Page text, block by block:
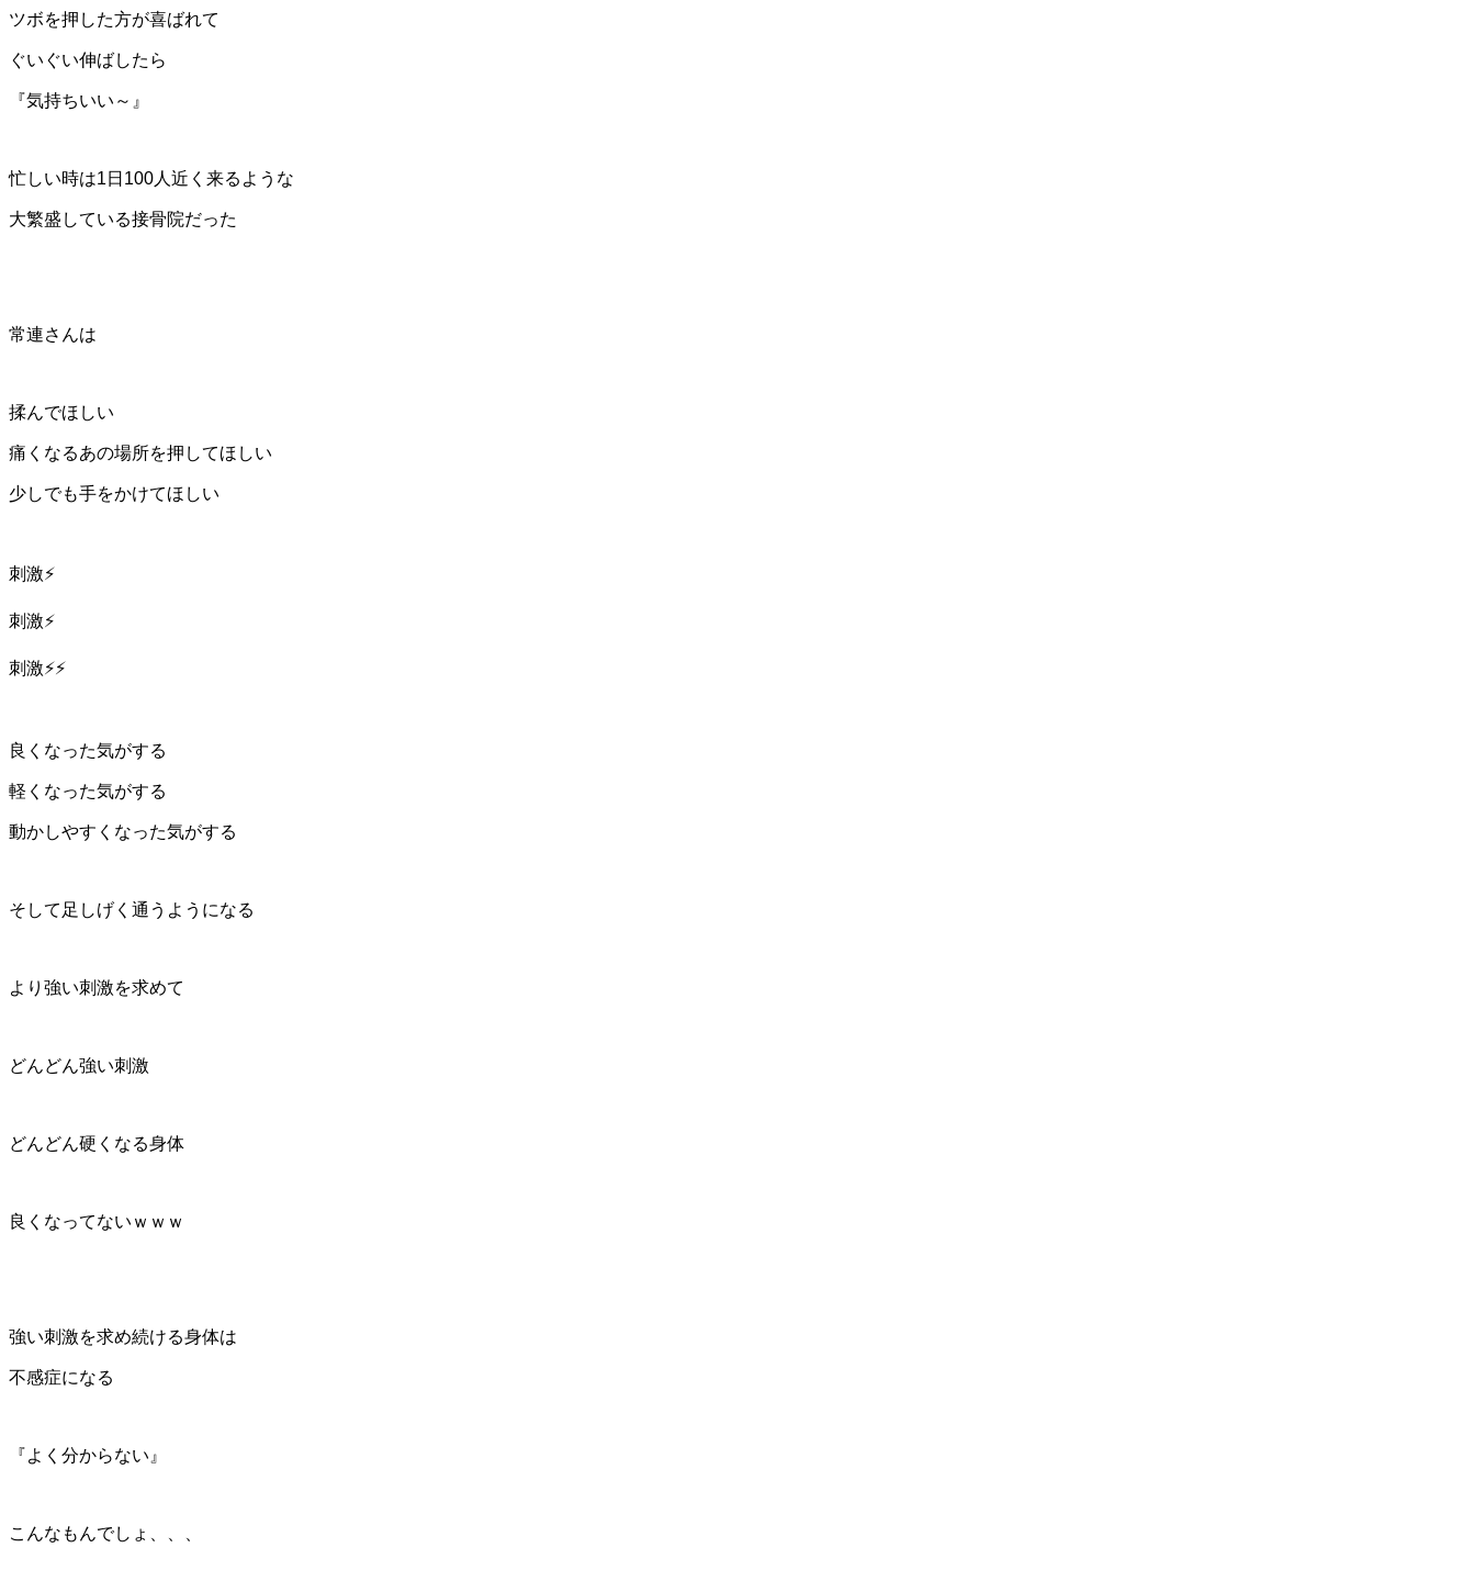
ツボを押した方が喜ばれて
ぐいぐい伸ばしたら
『気持ちいい～』
忙しい時は1日100人近く来るような
大繁盛している接骨院だった
常連さんは
揉んでほしい
痛くなるあの場所を押してほしい
少しでも手をかけてほしい
刺激⚡️
刺激⚡️
刺激⚡️⚡️
良くなった気がする
軽くなった気がする
動かしやすくなった気がする
そして足しげく通うようになる
より強い刺激を求めて
どんどん強い刺激
どんどん硬くなる身体
良くなってないｗｗｗ
強い刺激を求め続ける身体は
不感症になる
『よく分からない』
こんなもんでしょ、、、